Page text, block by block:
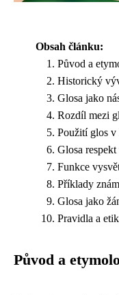
Obsah článku:
Původ a
Historický
Glosa jako
Rozdíl mezi
Použití glos
Glosa
Funkce
Příklady
Glosa jako
Pravidla a
Původ a